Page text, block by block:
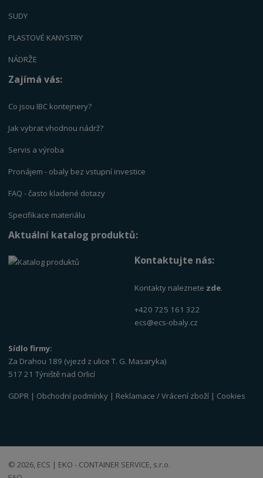
SUDY
PLASTOVÉ KANYSTRY
NÁDRŽE
Zajímá vás:
Co jsou IBC kontejnery?
Jak vybrat vhodnou nádrž?
Servis a výroba
Pronájem - obaly bez vstupní investice
FAQ - často kladené dotazy
Specifikace materiálu
Aktuální katalog produktů:
Kontaktujte nás:
Kontakty naleznete zde.
+420 725 161 322
ecs@ecs-obaly.cz
Sídlo firmy:
Za Drahou 189 (vjezd z ulice T. G. Masaryka)
517 21 Týniště nad Orlicí
GDPR | Obchodní podmínky | Reklamace / Vrácení zboží | Cookies
© 2026, ECS | EKO - CONTAINER SERVICE, s.r.o.